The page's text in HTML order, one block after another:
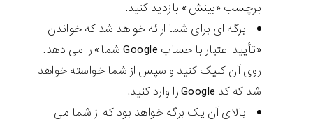
برچسب «بینش» بازدید کنید.
برگه ای برای شما ارائه خواهد شد که خواندن
«تأیید اعتبار با حساب Google شما» را می دهد.
روی آن کلیک کنید و سپس از شما خواسته خواهد
شد که کد Google را وارد کنید.
بالای آن یک برگه خواهد بود که از شما می